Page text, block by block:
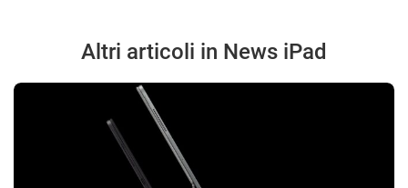
Altri articoli in News iPad